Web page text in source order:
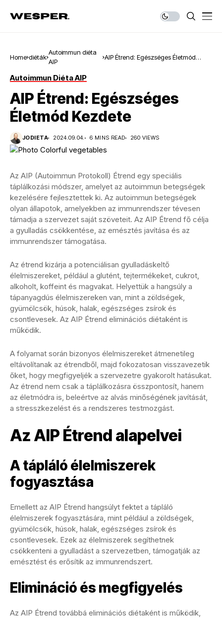
Home diéták
Autoimmun diéta
AIP
AIP Étrend: Egészséges Életmód
Autoimmun Diéta AIP
AIP Étrend: Egészséges
Életmód Kezdete
JODIETA 2024.09.04. 6 MINS READ 260 VIEWS
Az AIP (Autoimmun Protokoll) Étrend egy speciális
táplálkozási módszer, amelyet az autoimmun betegségek
kezelésére fejlesztettek ki. Az autoimmun betegségek
olyan állapotok, amelyekben az immunrendszer tévesen
támadja a szervezet saját szöveteit. Az AIP Étrend fő célja
a gyulladás csökkentése, az emésztés javítása és az
immunrendszer támogatása.
Az étrend kizárja a potenciálisan gyulladáskeltő
élelmiszereket, például a glutént, tejtermékeket, cukrot,
alkoholt, koffeint és magvakat. Helyettük a hangsúly a
tápanyagdús élelmiszereken van, mint a zöldségek,
gyümölcsök, húsok, halak, egészséges zsírok és
csontlevesek. Az AIP Étrend eliminációs diétaként is
működik.
A folyamat során bizonyos élelmiszereket átmenetileg
eltávolítanak az étrendből, majd fokozatosan visszavezetik
őket, hogy megfigyeljék a szervezetre gyakorolt hatásukat.
Az étrend nem csak a táplálkozásra összpontosít, hanem
az életmódra is, beleértve az alvás minőségének javítását,
a stresszkezelést és a rendszeres testmozgást.
Az AIP Étrend alapelvei
A tápláló élelmiszerek
fogyasztása
Emellett az AIP Étrend hangsúlyt fektet a tápláló
élelmiszerek fogyasztására, mint például a zöldségek,
gyümölcsök, húsok, halak, egészséges zsírok és
csontlevesek. Ezek az élelmiszerek segíthetnek
csökkenteni a gyulladást a szervezetben, támogatják az
emésztést és erősítik az immunrendszert.
Elimináció és megfigyelés
Az AIP Étrend továbbá eliminációs diétaként is működik,